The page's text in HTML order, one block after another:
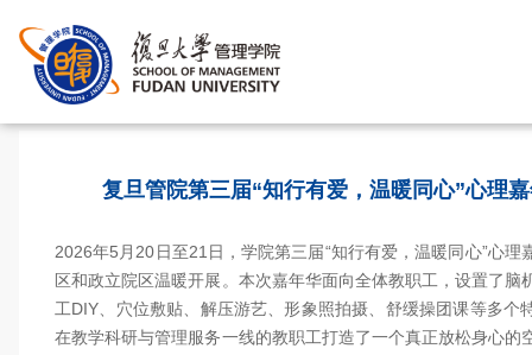
复旦管院第三届“知行有爱，温暖同心”心理
2026年5月20日至21日，学院第三届“知行有爱，温暖同心”心理
区和政立院区温暖开展。本次嘉年华面向全体教职工，设置了脑
工DIY、穴位敷贴、解压游艺、形象照拍摄、舒缓操团课等多个
在教学科研与管理服务一线的教职工打造了一个真正放松身心的